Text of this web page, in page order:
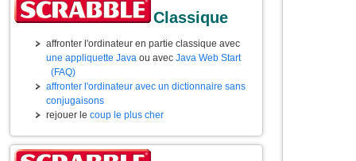
Classique
affronter l'ordinateur en partie classique avec
une appliquette Java ou avec Java Web Start
(FAQ)
affronter l'ordinateur avec un dictionnaire sans
conjugaisons
rejouer le coup le plus cher